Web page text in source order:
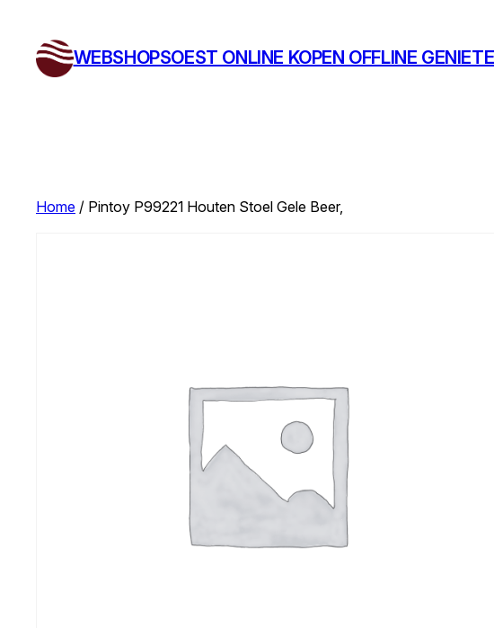
WEBSHOPSOEST ONLINE KOPEN OFFLINE
Home / Pintoy P99221 Houten Stoel Gele Beer,